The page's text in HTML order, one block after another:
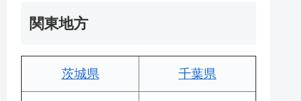
関東地方
茨城県 千葉県